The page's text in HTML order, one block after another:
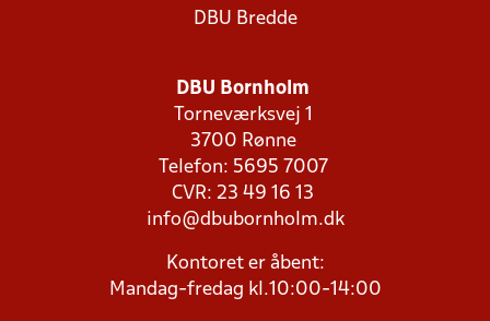
DBU Bredde
DBU Bornholm
Torneværksvej 1
3700 Rønne
Telefon: 5695 7007
CVR: 23 49 16 13
info@dbubornholm.dk
Kontoret er åbent:
Mandag-fredag kl.10:00-14:00